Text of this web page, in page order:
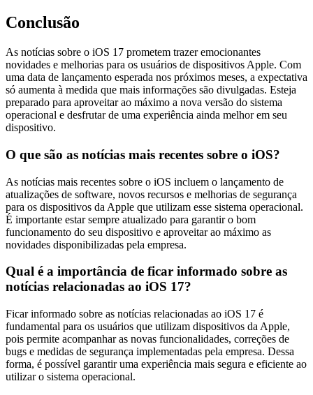
Conclusão
As notícias sobre o iOS 17 prometem trazer emocionantes
novidades e melhorias para os usuários de dispositivos Apple. Com
uma data de lançamento esperada nos próximos meses, a expectativa
só aumenta à medida que mais informações são divulgadas. Esteja
preparado para aproveitar ao máximo a nova versão do sistema
operacional e desfrutar de uma experiência ainda melhor em seu
dispositivo.
O que são as notícias mais recentes sobre o iOS?
As notícias mais recentes sobre o iOS incluem o lançamento de
atualizações de software, novos recursos e melhorias de segurança
para os dispositivos da Apple que utilizam esse sistema operacional.
É importante estar sempre atualizado para garantir o bom
funcionamento do seu dispositivo e aproveitar ao máximo as
novidades disponibilizadas pela empresa.
Qual é a importância de ficar informado sobre as
notícias relacionadas ao iOS 17?
Ficar informado sobre as notícias relacionadas ao iOS 17 é
fundamental para os usuários que utilizam dispositivos da Apple,
pois permite acompanhar as novas funcionalidades, correções de
bugs e medidas de segurança implementadas pela empresa. Dessa
forma, é possível garantir uma experiência mais segura e eficiente ao
utilizar o sistema operacional.